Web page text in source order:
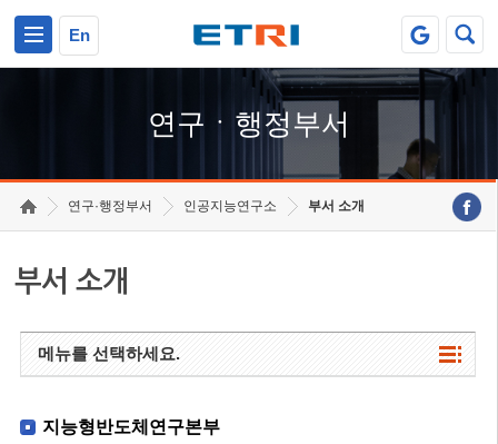
En
연구ㆍ행정부서
연구·행정부서 인공지능연구소 부서 소개
부서 소개
메뉴를 선택하세요.
지능형반도체연구본부